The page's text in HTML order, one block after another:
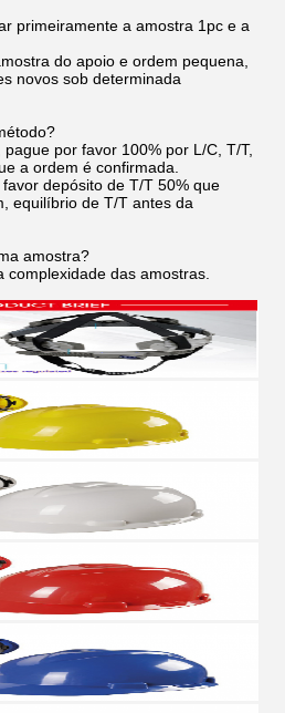
primeiramente a amostra 1pc e a
do apoio e ordem pequena,
novos sob determinada
por favor 100% por L/C, T/T,
a ordem é confirmada.
depósito de T/T 50% que
equilíbrio de T/T antes da
amostra?
das amostras.